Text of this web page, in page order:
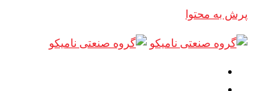
پرش به محتوا